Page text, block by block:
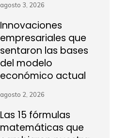
agosto 3, 2026
Innovaciones
empresariales que
sentaron las bases
del modelo
económico actual
agosto 2, 2026
Las 15 fórmulas
matemáticas que